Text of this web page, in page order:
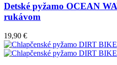
Detské pyžamo OCEAN
rukávom
19,90 €